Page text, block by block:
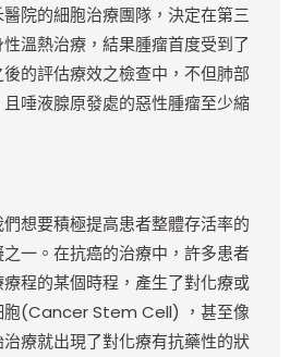
院的細胞治療團隊，決定在第三
溫熱治療，結果腫瘤首度受到了
的評估療效之檢查中，不但肺部
唾液腺原發處的惡性腫瘤至少縮
想要積極提高患者整體存活率的
一。在抗癌的治療中，許多患者
程的某個時程，產生了對化療或
胞(Cancer Stem Cell) ， 甚至像
療就出現了對化療有抗藥性的狀